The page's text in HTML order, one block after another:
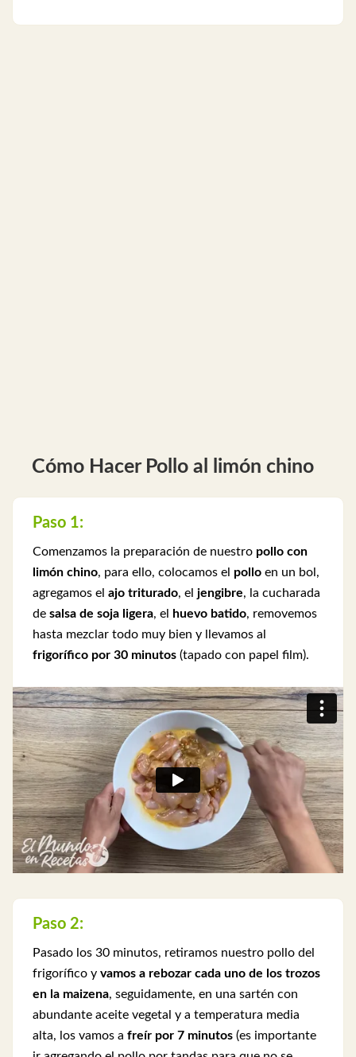
Cómo Hacer Pollo al limón chino
Paso 1:
Comenzamos la preparación de nuestro pollo con
limón chino, para ello, colocamos el pollo en un bol,
agregamos el ajo triturado, el jengibre, la cucharada
de salsa de soja ligera, el huevo batido, removemos
hasta mezclar todo muy bien y llevamos al
frigorífico por 30 minutos (tapado con papel film).
Paso 2:
Pasado los 30 minutos, retiramos nuestro pollo del
frigorífico y vamos a rebozar cada uno de los trozos
en la maizena, seguidamente, en una sartén con
abundante aceite vegetal y a temperatura media
alta, los vamos a freír por 7 minutos (es importante